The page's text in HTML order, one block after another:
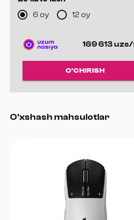
Switchlar:
Tezkor va uzoq xizmat
Qo‘llanish: FPS, MOBA, e-sport o‘yinlari
6 oy 12 oy
169 613
O'CHIRISH
O'xshash mahsulotlar